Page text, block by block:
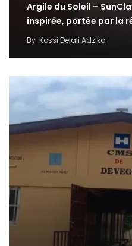
Argile du Soleil –
inspirée, portée par la
By Kossi Delali Adzika